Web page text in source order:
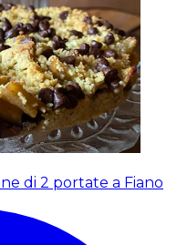
di 2 portate a Fiano